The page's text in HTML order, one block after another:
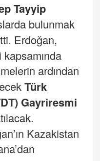
Tayyip
bulunmak
Erdoğan,
ardından
Türk
Gayriresmi
Kazakistan